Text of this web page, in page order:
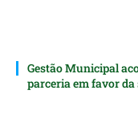
Gestão Municipal
parceria em favor